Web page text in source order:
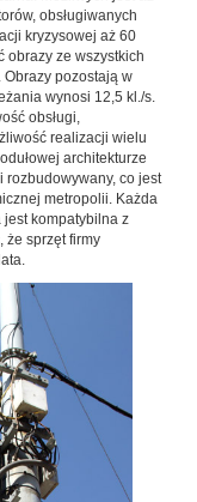
obsługiwanych
kryzysowej aż 60
obrazy ze wszystkich
Obrazy pozostają w
wynosi 12,5 kl./s.
obsługi,
realizacji wielu
architekturze
rozbudowywany, co jest
metropolii. Każda
kompatybilna z
że sprzęt firmy